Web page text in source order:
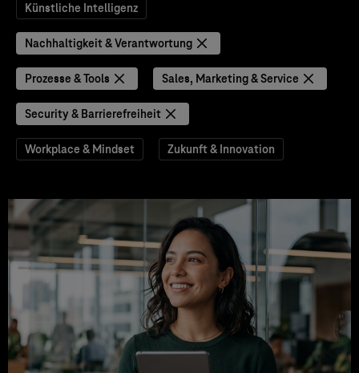
Künstliche Intelligenz
Nachhaltigkeit & Verantwortung
Prozesse & Tools Sales, Marketing & Service
Security & Barrierefreiheit
Workplace & Mindset Zukunft & Innovation